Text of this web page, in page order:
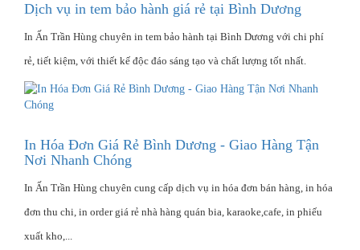
Dịch vụ in tem bảo hành giá rẻ tại Bình Dương
In Ấn Trần Hùng chuyên in tem bảo hành tại Bình Dương với chi phí
rẻ, tiết kiệm, với thiết kế độc đáo sáng tạo và chất lượng tốt nhất.
In Hóa Đơn Giá Rẻ Bình Dương - Giao Hàng Tận
Nơi Nhanh Chóng
In Ấn Trần Hùng chuyên cung cấp dịch vụ in hóa đơn bán hàng, in hóa
đơn thu chi, in order giá rẻ nhà hàng quán bia, karaoke,cafe, in phiếu
xuất kho,...